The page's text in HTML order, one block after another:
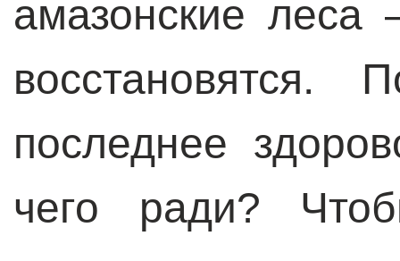
амазонские леса
последнее
чего ради?